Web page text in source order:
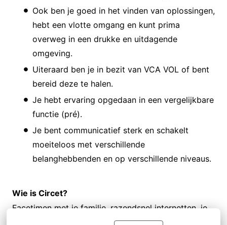
Ook ben je goed in het vinden van oplossingen,
hebt een vlotte omgang en kunt prima
overweg in een drukke en uitdagende
omgeving.
Uiteraard ben je in bezit van VCA VOL of bent
bereid deze te halen.
Je hebt ervaring opgedaan in een vergelijkbare
functie (pré).
Je bent communicatief sterk en schakelt
moeiteloos met verschillende
belanghebbenden en op verschillende niveaus.
Wie is Circet?
Facetimen met je familie, razendsnel internetten, je
elektrische auto opladen of een avondje Netflix: het